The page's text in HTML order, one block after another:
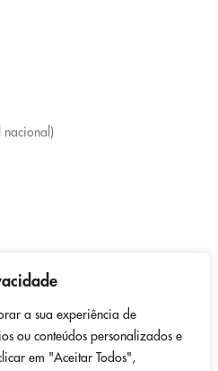
a sua experiência de
ou conteúdos personalizados e
em "Aceitar Todos",
nacional)